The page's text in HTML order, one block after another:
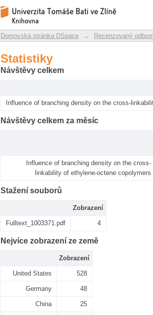
Statistiky
Repozitář DSpace/Manakin
Domovská stránka DSpace → Recenzovaný
Statistiky
Návštěvy celkem
Influence of branching density on the cross-
Návštěvy celkem za měsíc
Influence of branching density on the cross-
linkability of ethylene-octene copolymers
Stažení souborů
Zobrazení
Fulltext_1003371.pdf 4
Nejvíce zobrazení ze země
Zobrazení
United States 528
Germany 48
China 25